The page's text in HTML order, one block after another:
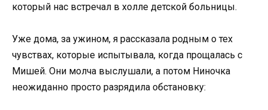
который нас встречал в холле детской больницы.
Уже дома, за ужином, я рассказала родным о тех
чувствах, которые испытывала, когда прощалась с
Мишей. Они молча выслушали, а потом Ниночка
неожиданно просто разрядила обстановку: